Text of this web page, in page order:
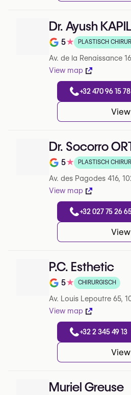
Dr. Ayush
Note de 5 sur 5 sur
5★ PLASTISCH
Av. de la Renaissance
View map
+32 470 96 15 78
Dr. Socorro
Note de 5 sur 5 sur
5★ PLASTISCH
Av. des Pagodes 416,
View map
+32 027 75 26
P.C. Esthetic
Note de 5 sur 5 sur
5★ CHIRURGISCH
Av. Louis Lepoutre 65,
View map
+32 2 345 49 13
Muriel Greuse